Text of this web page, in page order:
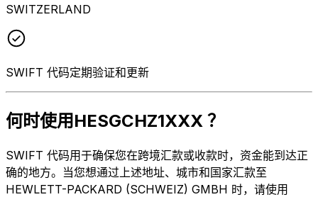
SWITZERLAND
SWIFT 代码定期验证和更新
何时使用HESGCHZ1XXX ？
SWIFT 代码用于确保您在跨境汇款或收款时，资金能到达正
确的地方。当您想通过上述地址、城市和国家汇款至
HEWLETT-PACKARD (SCHWEIZ) GMBH 时，请使用